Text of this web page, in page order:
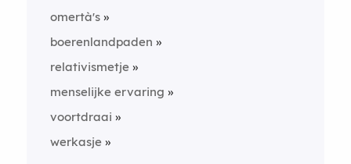
omertà's
boerenlandpaden
relativismetje
menselijke ervaring
voortdraai
werkasje